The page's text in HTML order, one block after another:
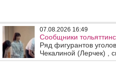
07.08.2026 16:49
Сообщники
Ряд фигурантов
Чекалиной (Лерчек) ,